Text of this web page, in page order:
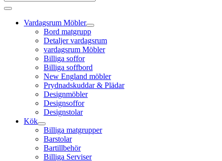
Vardagsrum Möbler
Bord matgrupp
Detaljer vardagsrum
vardagsrum Möbler
Billiga soffor
Billiga soffbord
New England möbler
Prydnadskuddar & Plädar
Designmöbler
Designsoffor
Designstolar
Kök
Billiga matgrupper
Barstolar
Bartillbehör
Billiga Serviser